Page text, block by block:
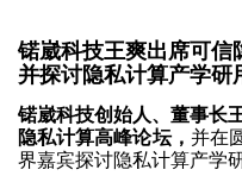
锘崴科技王爽出席可信
并探讨隐私计算产学研
锘崴科技创始人、董事长
隐私计算高峰论坛， 并在
界嘉宾探讨隐私计算产学